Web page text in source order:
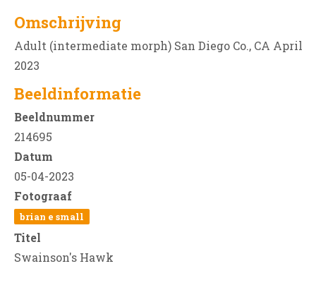
Omschrijving
Adult (intermediate morph) San Diego Co., CA April
2023
Beeldinformatie
Beeldnummer
214695
Datum
05-04-2023
Fotograaf
brian e small
Titel
Swainson's Hawk